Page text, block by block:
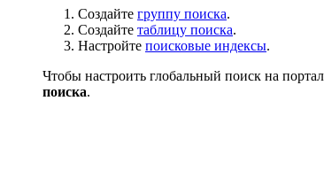
Создайте группу поиска.
Создайте таблицу поиска.
Настройте поисковые индексы.
Чтобы настроить глобальный поиск на
поиска.